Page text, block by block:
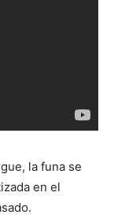
la funa se
en el